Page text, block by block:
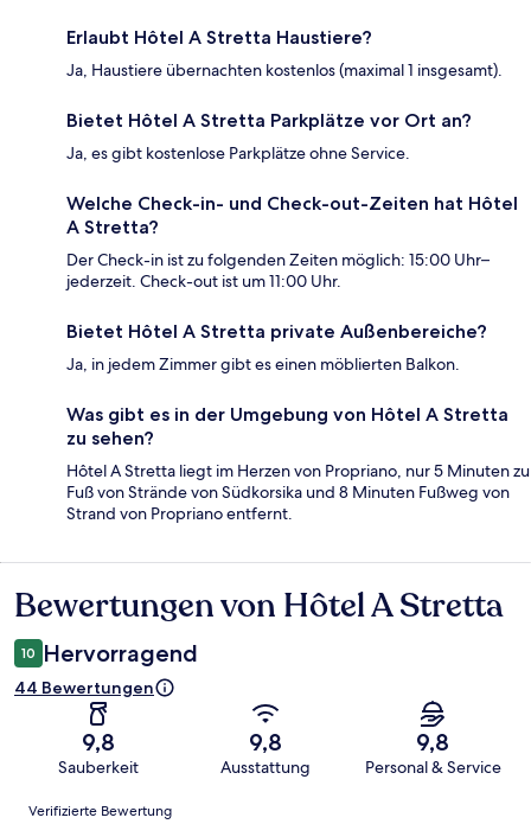
Erlaubt Hôtel A Stretta Haustiere?
Ja, Haustiere übernachten kostenlos (maximal 1 insgesamt).
Bietet Hôtel A Stretta Parkplätze vor Ort an?
Ja, es gibt kostenlose Parkplätze ohne Service.
Welche Check-in- und Check-out-Zeiten hat Hôtel
A Stretta?
Der Check-in ist zu folgenden Zeiten möglich: 15:00 Uhr–
jederzeit. Check-out ist um 11:00 Uhr.
Bietet Hôtel A Stretta private Außenbereiche?
Ja, in jedem Zimmer gibt es einen möblierten Balkon.
Was gibt es in der Umgebung von Hôtel A Stretta
zu sehen?
Hôtel A Stretta liegt im Herzen von Propriano, nur 5 Minuten zu
Fuß von Strände von Südkorsika und 8 Minuten Fußweg von
Strand von Propriano entfernt.
Bewertungen
Bewertungen von Hôtel A Stretta
10 Hervorragend
44 Bewertungen
9,8
Sauberkeit
9,8
Ausstattung
9,8
Personal & Service
Bewertungen
Verifizierte Bewertung